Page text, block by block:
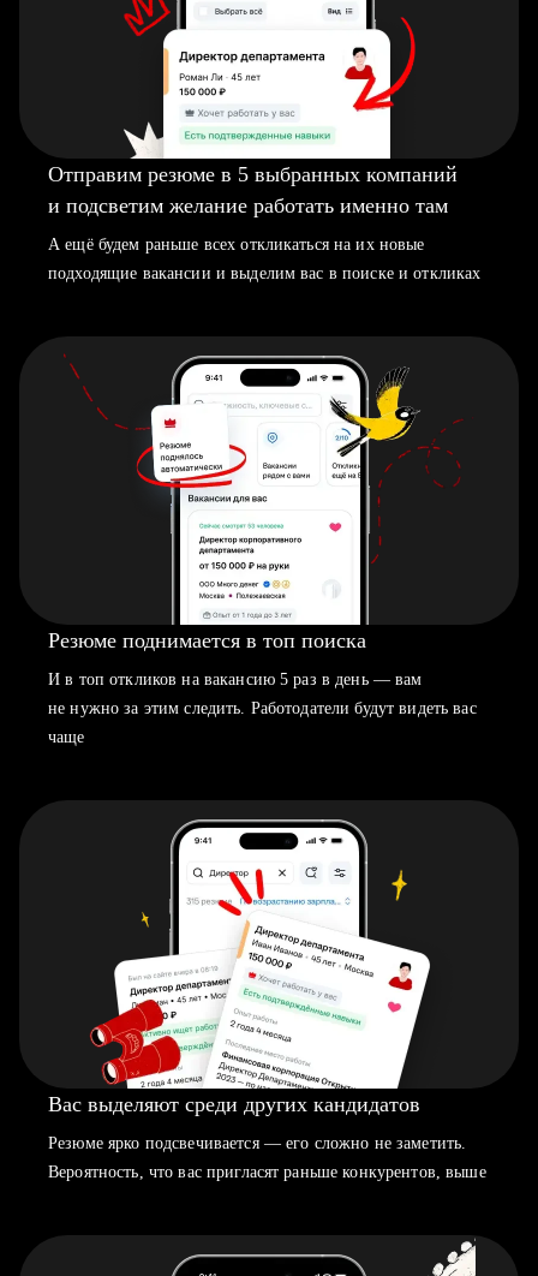
Отправим резюме в 5 выбранных компаний
и подсветим желание работать именно там
А ещё будем раньше всех откликаться на их новые
подходящие вакансии и выделим вас в поиске и откликах
Резюме поднимается в топ поиска
И в топ откликов на вакансию 5 раз в день — вам
не нужно за этим следить. Работодатели будут видеть вас
чаще
Вас выделяют среди других кандидатов
Резюме ярко подсвечивается — его сложно не заметить.
Вероятность, что вас пригласят раньше конкурентов, выше